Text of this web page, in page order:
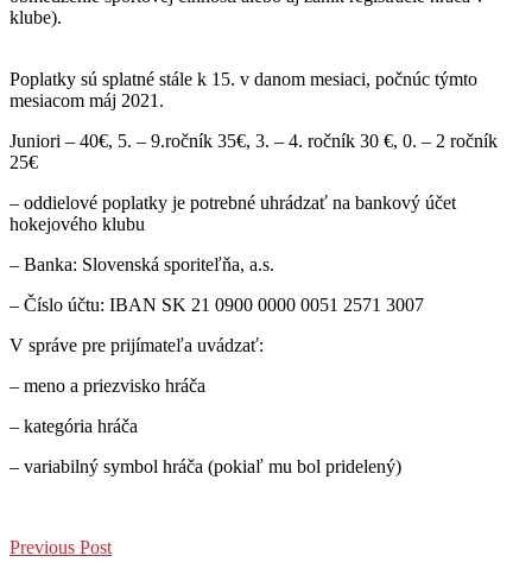
klube).
Poplatky sú splatné stále k 15. v danom mesiaci, počnúc týmto
mesiacom máj 2021.
Juniori – 40€, 5. – 9.ročník 35€, 3. – 4. ročník 30 €, 0. – 2 ročník
25€
– oddielové poplatky je potrebné uhrádzať na bankový účet
hokejového klubu
– Banka: Slovenská sporiteľňa, a.s.
– Číslo účtu: IBAN SK 21 0900 0000 0051 2571 3007
V správe pre prijímateľa uvádzať:
– meno a priezvisko hráča
– kategória hráča
– variabilný symbol hráča (pokiaľ mu bol pridelený)
Previous Post